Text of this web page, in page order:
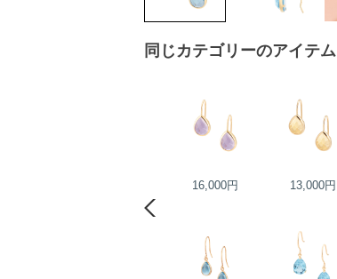
同じカテゴリーのアイテム
16,000円 13,000円